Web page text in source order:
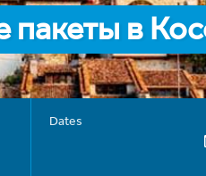
пакеты в
Dates